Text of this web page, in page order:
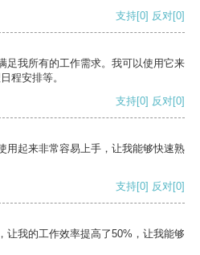
支持[0] 反对[0]
足我所有的工作需求。我可以使用它来
程安排等。
支持[0] 反对[0]
用起来非常容易上手，让我能够快速熟
支持[0] 反对[0]
让我的工作效率提高了50%，让我能够